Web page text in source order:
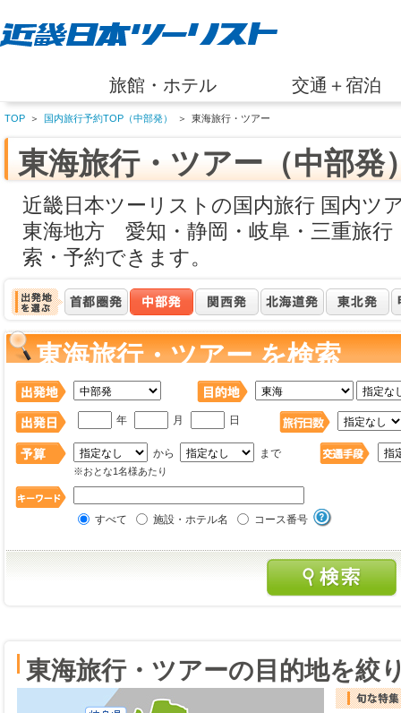
旅館・ホテル 交通＋宿泊
TOP ＞ 国内旅行予約TOP（中部発） ＞ 東海旅行・ツアー
東海旅行・ツアー（中部発
近畿日本ツーリストの国内旅行 国内ツ
東海地方 愛知・静岡・岐阜・三重旅
索・予約できます。
東海旅行・ツアー を検索
年 月 日
から まで
※おとな1名様あたり
すべて 施設・ホテル名 コース番号
東海旅行・ツアーの目的地を絞